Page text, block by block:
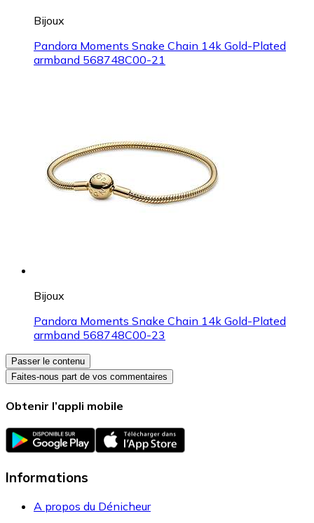
Bijoux
Pandora Moments Snake Chain 14k Gold-Plated
armband 568748C00-21
Bijoux
Pandora Moments Snake Chain 14k Gold-Plated
armband 568748C00-23
Passer le contenu
Faites-nous part de vos commentaires
Obtenir l’appli mobile
Informations
A propos du Dénicheur